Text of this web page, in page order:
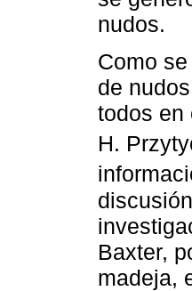
nudos.
Como
de
todos en
H.
Baxter,
madeja,